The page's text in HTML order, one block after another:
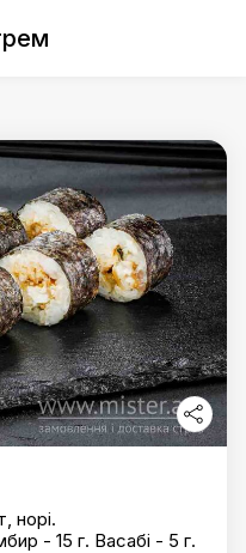
норі.
- 15 г. Васабі - 5 г.